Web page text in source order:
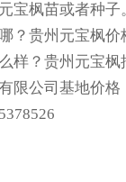
宝枫苗或者种子
？贵州元宝枫价
样？贵州元宝
限公司基地价格